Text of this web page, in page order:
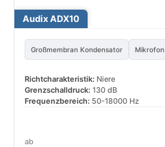
Audix ADX10
Großmembran Kondensator Mikrofon
Richtcharakteristik: Niere
Grenzschalldruck: 130 dB
Frequenzbereich: 50-18000 Hz
ab